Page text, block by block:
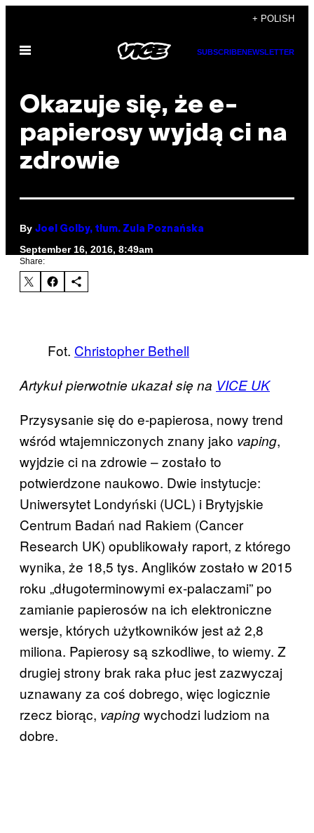
content
+ POLISH
Open
SUBSCRIBENEWSLETTER
Okazuje się, że e-
papierosy wyjdą ci na
zdrowie
By Joel Golby, tłum. Zula Poznańska
September 16, 2016, 8:49am
Share:
Fot. Christopher Bethell
Artykuł pierwotnie ukazał się na VICE UK
Przysysanie się do e-papierosa, nowy trend
wśród wtajemniczonych znany jako vaping,
wyjdzie ci na zdrowie – zostało to
potwierdzone naukowo. Dwie instytucje:
Uniwersytet Londyński (UCL) i Brytyjskie
Centrum Badań nad Rakiem (Cancer
Research UK) opublikowały raport, z którego
wynika, że 18,5 tys. Anglików zostało w 2015
roku „długoterminowymi ex-palaczami” po
zamianie papierosów na ich elektroniczne
wersje, których użytkowników jest aż 2,8
miliona. Papierosy są szkodliwe, to wiemy. Z
drugiej strony brak raka płuc jest zazwyczaj
uznawany za coś dobrego, więc logicznie
rzecz biorąc, vapingwychodzi ludziom na
dobre.